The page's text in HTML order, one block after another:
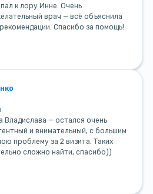
к лору Инне. Очень
врач — всё объяснила
Спасибо за помощь!
Владислава — остался очень
и внимательный, с большим
проблему за 2 визита. Таких
сложно найти, спасибо))